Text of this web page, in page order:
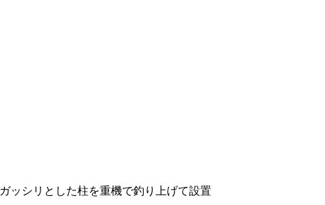
ガッシリとした柱を重機で釣り上げて設置